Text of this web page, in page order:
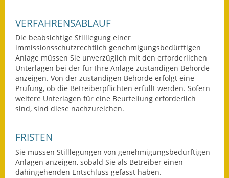
Bebauungspläne
Bodenrichtwerte
Flächennutzungsplan
Gerätehütten
Mietspiegel
VERFAHRENSABLAUF
Die beabsichtige Stilllegung einer
immissionsschutzrechtlich genehmigungsbedürftigen
Anlage müssen Sie unverzüglich mit den erforderlichen
Unterlagen bei der für Ihre Anlage zuständigen Behörde
anzeigen. Von der zuständigen Behörde erfolgt eine
Prüfung, ob die Betreiberpflichten erfüllt werden. Sofern
weitere Unterlagen für eine Beurteilung erforderlich
sind, sind diese nachzureichen.
FRISTEN
Sie müssen Stilllegungen von genehmigungsbedürftigen
Anlagen anzeigen, sobald Sie als Betreiber einen
dahingehenden Entschluss gefasst haben.